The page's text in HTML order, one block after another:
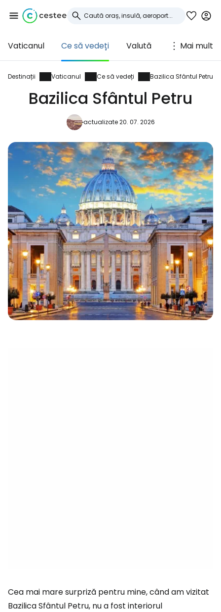
Vaticanul Ce să vedeți Valută Mai mult
Destinații Vaticanul Ce să vedeți Bazilica Sfântul Petru
Bazilica Sfântul Petru
actualizate 20. 07. 2026
Cea mai mare surpriză pentru mine, când am vizitat
Bazilica Sfântul Petru, nu a fost interiorul
Conectați-vă la
Cestee
... comunitatea mondială a călătorilor
Continuați cu Google
Continuați cu Facebook
Continuați cu e-mailul